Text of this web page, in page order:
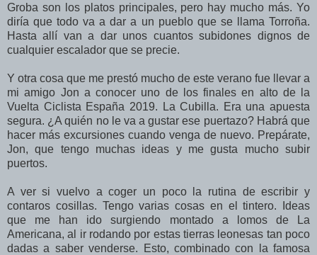
Groba son los platos principales, pero hay mucho más. Yo
diría que todo va a dar a un pueblo que se llama Torroña.
Hasta allí van a dar unos cuantos subidones dignos de
cualquier escalador que se precie.
Y otra cosa que me prestó mucho de este verano fue llevar a
mi amigo Jon a conocer uno de los finales en alto de la
Vuelta Ciclista España 2019. La Cubilla. Era una apuesta
segura. ¿A quién no le va a gustar ese puertazo? Habrá que
hacer más excursiones cuando venga de nuevo. Prepárate,
Jon, que tengo muchas ideas y me gusta mucho subir
puertos.
A ver si vuelvo a coger un poco la rutina de escribir y
contaros cosillas. Tengo varias cosas en el tintero. Ideas
que me han ido surgiendo montado a lomos de La
Americana, al ir rodando por estas tierras leonesas tan poco
dadas a saber venderse. Esto, combinado con la famosa